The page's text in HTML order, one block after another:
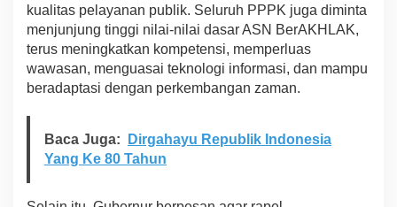
kualitas pelayanan publik. Seluruh PPPK juga diminta
menjunjung tinggi nilai-nilai dasar ASN BerAKHLAK,
terus meningkatkan kompetensi, memperluas
wawasan, menguasai teknologi informasi, dan mampu
beradaptasi dengan perkembangan zaman.
Baca Juga:
Dirgahayu Republik Indonesia
Yang Ke 80 Tahun